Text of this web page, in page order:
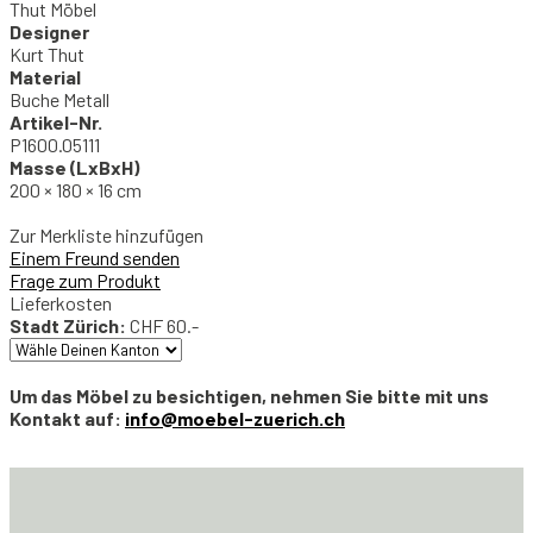
Thut Möbel
Designer
Kurt Thut
Material
Buche Metall
Artikel-Nr.
P1600.05111
Masse (LxBxH)
200 × 180 × 16 cm
Zur Merkliste hinzufügen
Einem Freund senden
Frage zum Produkt
Lieferkosten
Stadt Zürich: CHF 60.-
Um das Möbel zu besichtigen, nehmen Sie bitte mit uns
Kontakt auf: info@moebel-zuerich.ch